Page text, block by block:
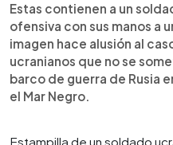
Estas contienen a un
ofensiva con sus manos a
imagen hace alusión al
ucranianos que no se
barco de guerra de Rusia
el Mar Negro.
Estampilla de un soldado